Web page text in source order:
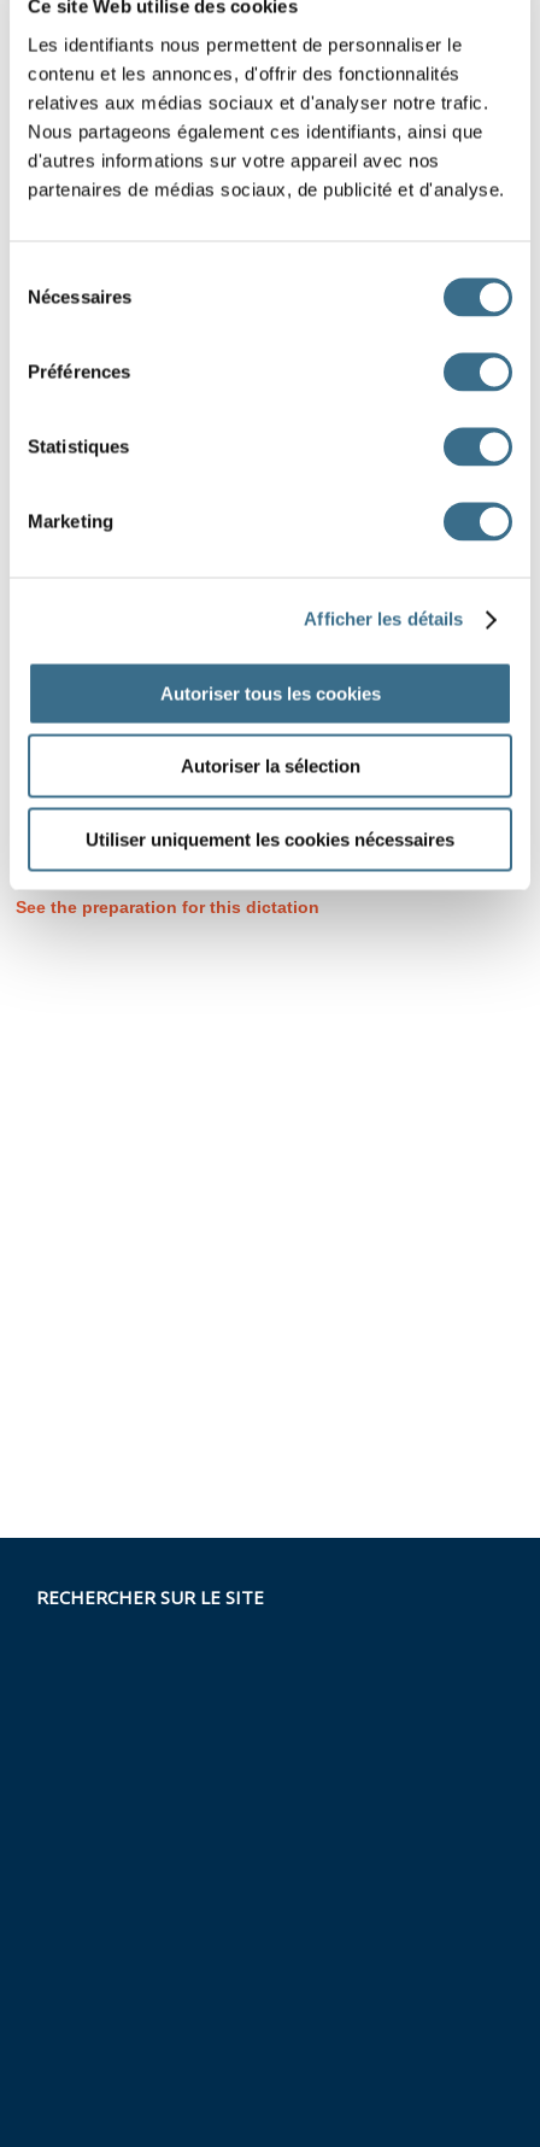
Ce site Web utilise des cookies
Les identifiants nous permettent de personnaliser le
contenu et les annonces, d'offrir des fonctionnalités
relatives aux médias sociaux et d'analyser notre trafic.
Nous partageons également ces identifiants, ainsi que
d'autres informations sur votre appareil avec nos
partenaires de médias sociaux, de publicité et d'analyse.
Nécessaires
Préférences
Statistiques
Marketing
Afficher les détails
Autoriser tous les cookies
Autoriser la sélection
Utiliser uniquement les cookies nécessaires
See the preparation for this dictation
RECHERCHER SUR LE SITE